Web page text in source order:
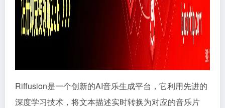
Riffusion是一个创新的AI音乐生成平台，它利用先进的
深度学习技术，将文本描述实时转换为对应的音乐片